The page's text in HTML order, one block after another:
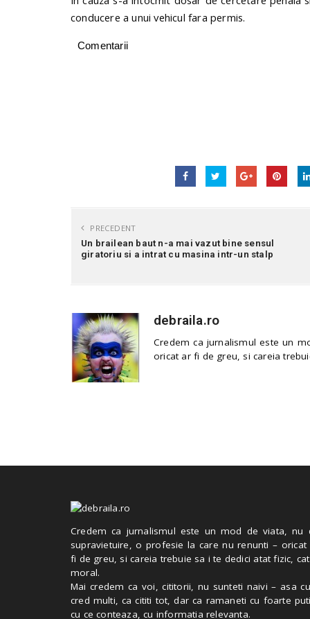
conducere a unui vehicul fara permis.
Comentarii
PRECEDENT
Un brailean baut n-a mai vazut bine sensul
giratoriu si a intrat cu masina intr-un stalp
debraila.ro
Credem ca jurnalismul este un
oricat ar fi de greu, si careia
Credem ca jurnalismul este un mod de viata, nu
supravietuire, o profesie la care nu renunti – oricat
fi de greu, si careia trebuie sa i te dedici atat fizic,
moral.
Mai credem ca voi, cititorii, nu sunteti naivi – asa
cred multi, ca cititi tot, dar ca ramaneti cu foarte
cu ce conteaza, cu informatia relevanta.